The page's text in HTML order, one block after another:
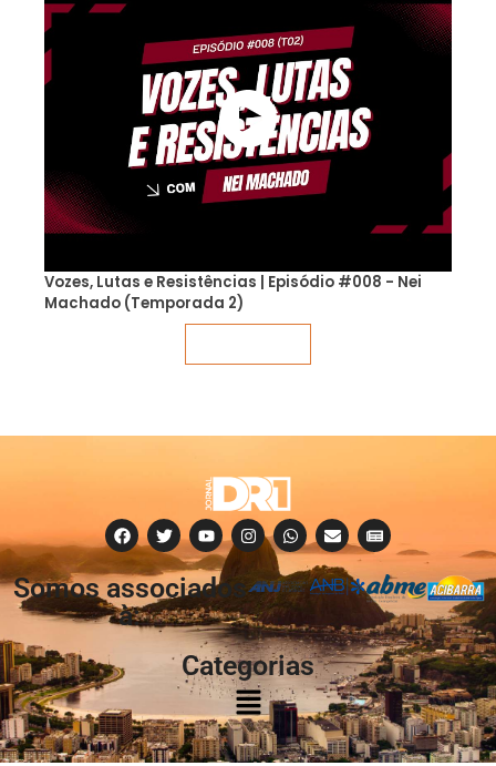
Vozes, Lutas e Resistências | Episódio #008 - Nei
Machado (Temporada 2)
Somos associados
à:
Categorias